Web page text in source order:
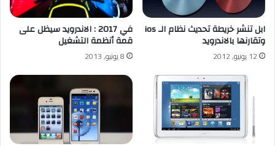
ابل تنشر خريطة تحديث نظام الـ ios
وتقارنها بالاندرويد
12 يونيو, 2012
في 2017 : الاندرويد سيظل على
قمة أنظمة التشغيل
8 يونيو, 2013